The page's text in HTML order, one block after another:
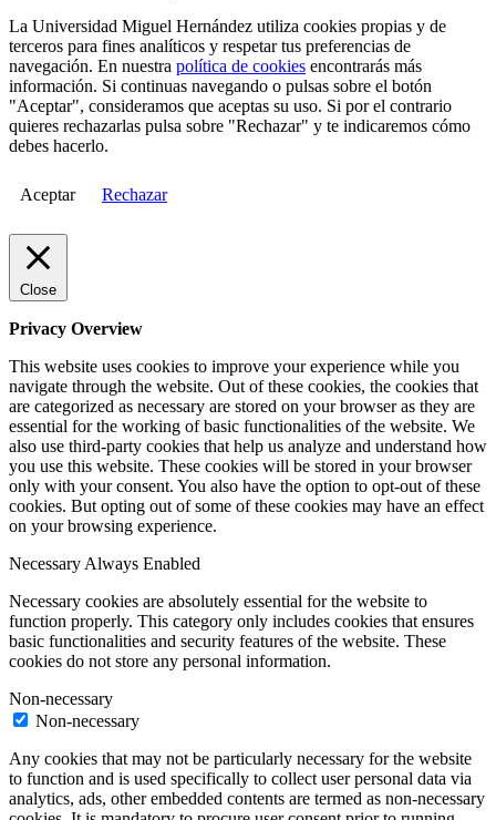
La Universidad Miguel Hernández utiliza cookies propias y de
terceros para fines analíticos y respetar tus preferencias de
navegación. En nuestra política de cookies encontrarás más
información. Si continuas navegando o pulsas sobre el botón
"Aceptar", consideramos que aceptas su uso. Si por el contrario
quieres rechazarlas pulsa sobre "Rechazar" y te indicaremos cómo
debes hacerlo.
Aceptar Rechazar
Close
Privacy Overview
This website uses cookies to improve your experience while you
navigate through the website. Out of these cookies, the cookies that
are categorized as necessary are stored on your browser as they are
essential for the working of basic functionalities of the website. We
also use third-party cookies that help us analyze and understand how
you use this website. These cookies will be stored in your browser
only with your consent. You also have the option to opt-out of these
cookies. But opting out of some of these cookies may have an effect
on your browsing experience.
NecessaryAlways Enabled
Necessary cookies are absolutely essential for the website to
function properly. This category only includes cookies that ensures
basic functionalities and security features of the website. These
cookies do not store any personal information.
Non-necessary
Non-necessary
Any cookies that may not be particularly necessary for the website
to function and is used specifically to collect user personal data via
analytics, ads, other embedded contents are termed as non-necessary